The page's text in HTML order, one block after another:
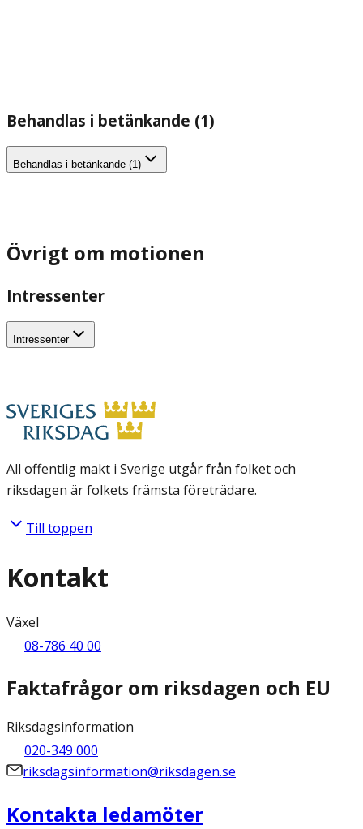
Behandlas i betänkande (1)
Behandlas i betänkande (1)
Övrigt om motionen
Intressenter
Intressenter
All offentlig makt i Sverige utgår från folket och
riksdagen är folkets främsta företrädare.
Till toppen
Kontakt
Växel
08-786 40 00
Faktafrågor om riksdagen och EU
Riksdagsinformation
020-349 000
riksdagsinformation@riksdagen.se
Kontakta ledamöter